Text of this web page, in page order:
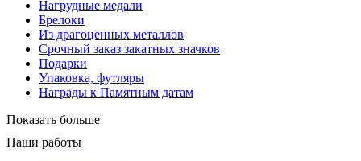
Нагрудные медали
Брелоки
Из драгоценных металлов
Срочный заказ закатных значков
Подарки
Упаковка, футляры
Награды к Памятным датам
Показать больше
Наши работы